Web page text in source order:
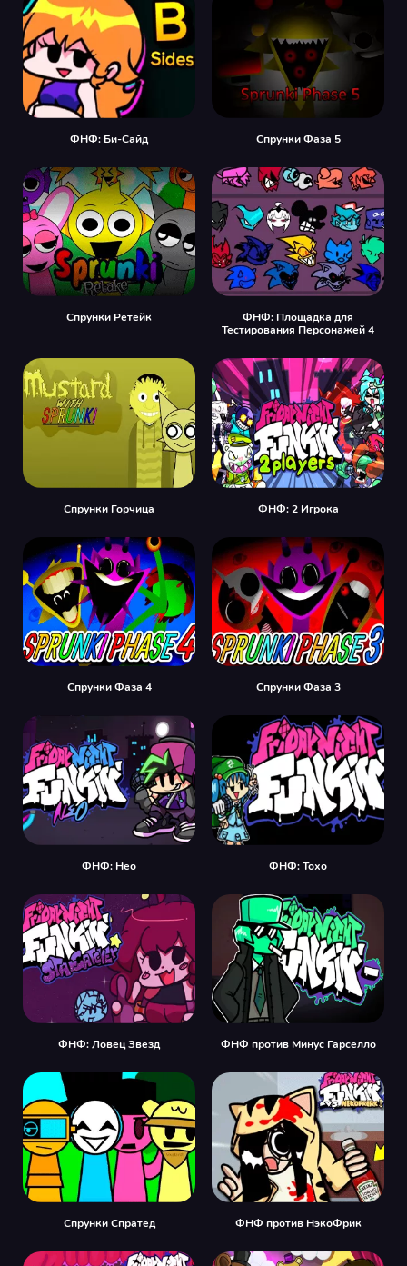
ФНФ: Би-Сайд Спрунки Фаза 5
Спрунки Ретейк
ФНФ: Площадка для
Тестирования Персонажей 4
Спрунки Горчица ФНФ: 2 Игрока
Спрунки Фаза 4 Спрунки Фаза 3
ФНФ: Нео ФНФ: Тохо
ФНФ: Ловец Звезд ФНФ против Минус Гарселло
Спрунки Спратед ФНФ против НэкоФрик